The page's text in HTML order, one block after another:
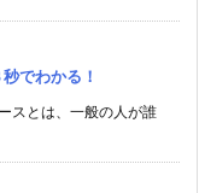
でわかる！
スとは、一般の人が誰